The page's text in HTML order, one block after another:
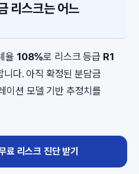
리스크는 어느
율 108%로 리스크 등급 R1
니다. 아직 확정된 분담금
이션 모델 기반 추정치를
료 리스크 진단 받기